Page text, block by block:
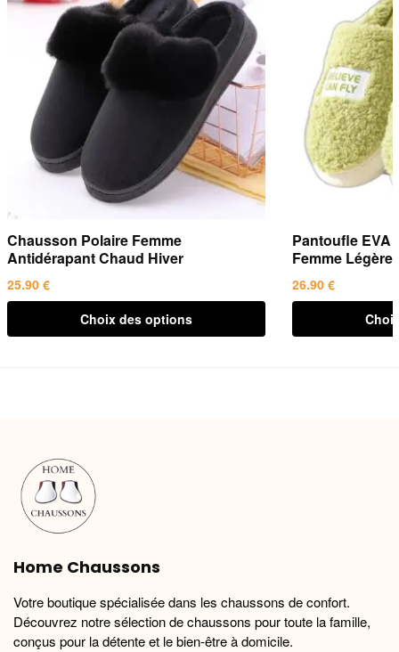
Chausson Polaire Femme
Antidérapant Chaud Hiver
25.90 €
Choix des options
produit
peuvent
être
choisies
page
produit
Pantoufle EVA
Femme Légère
26.90 €
produit
produit
Home Chaussons
Votre boutique spécialisée dans les chaussons de confort.
Découvrez notre sélection de chaussons pour toute la famille,
conçus pour la détente et le bien-être à domicile.